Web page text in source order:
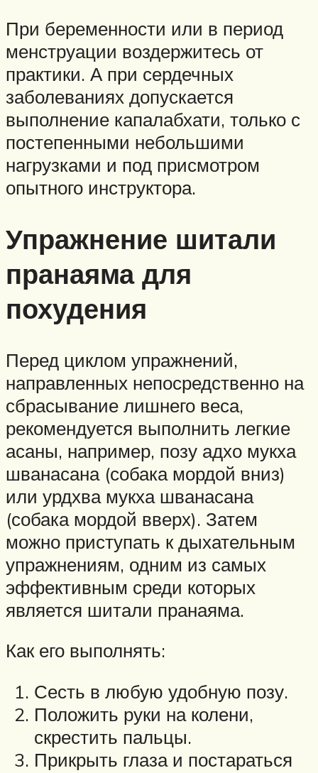
При беременности или в период
менструации воздержитесь от
практики. А при сердечных
заболеваниях допускается
выполнение капалабхати, только с
постепенными небольшими
нагрузками и под присмотром
опытного инструктора.
Упражнение шитали
пранаяма для
похудения
Перед циклом упражнений,
направленных непосредственно на
сбрасывание лишнего веса,
рекомендуется выполнить легкие
асаны, например, позу адхо мукха
шванасана (собака мордой вниз)
или урдхва мукха шванасана
(собака мордой вверх). Затем
можно приступать к дыхательным
упражнениям, одним из самых
эффективным среди которых
является шитали пранаяма.
Как его выполнять:
Сесть в любую удобную позу.
Положить руки на колени,
скрестить пальцы.
Прикрыть глаза и постараться